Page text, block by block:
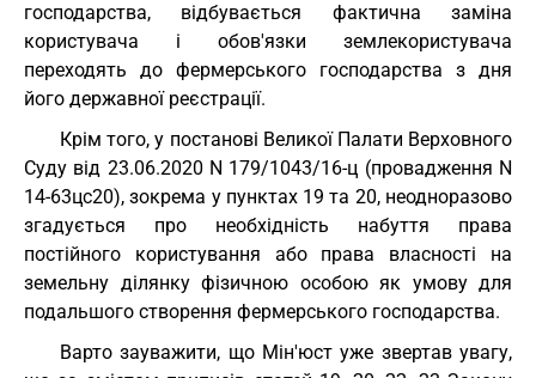
господарства, відбувається фактична заміна
користувача і обов'язки землекористувача
переходять до фермерського господарства з дня
його державної реєстрації.
Крім того, у постанові Великої Палати Верховного
Суду від 23.06.2020 N 179/1043/16-ц (провадження N
14-63цс20), зокрема у пунктах 19 та 20, неодноразово
згадується про необхідність набуття права
постійного користування або права власності на
земельну ділянку фізичною особою як умову для
подальшого створення фермерського господарства.
Варто зауважити, що Мін'юст уже звертав увагу,